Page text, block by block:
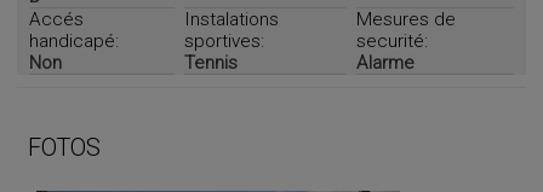
Accés
handicapé:
Non
Instalations
sportives:
Tennis
Mesures de
securité:
Alarme
FOTOS